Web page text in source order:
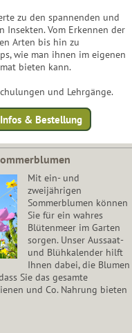
zu den spannenden und
Insekten. Vom Erkennen der
Arten bis hin zu
wie man ihnen im eigenen
bieten kann.
und Lehrgänge.
& Bestellung
Mit ein- und
zweijährigen
Sommerblumen können
Sie für ein wahres
Blütenmeer im Garten
sorgen. Unser Aussaat-
und Blühkalender hilft
Ihnen dabei, die Blumen
Sie das gesamte
und Co. Nahrung bieten